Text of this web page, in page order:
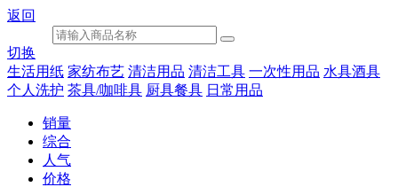
返回
切换
生活用纸 家纺布艺 清洁用品 清洁工具 一次性用品 水具酒具
个人洗护 茶具/咖啡具 厨具餐具 日常用品
销量
综合
人气
价格